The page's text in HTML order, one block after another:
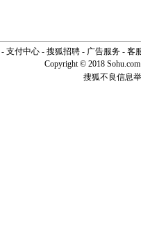
支付中心- 搜狐招聘- 广告服务- 客
Copyright © 2018
搜狐不良信息